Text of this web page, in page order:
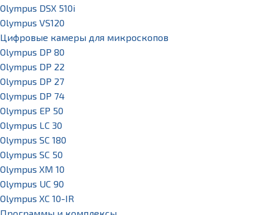
Olympus DSX 510i
Olympus VS120
Цифровые камеры для микроскопов
Olympus DP 80
Olympus DP 22
Olympus DP 27
Olympus DP 74
Olympus EP 50
Olympus LC 30
Olympus SC 180
Olympus SC 50
Olympus XM 10
Olympus UC 90
Olympus XC 10-IR